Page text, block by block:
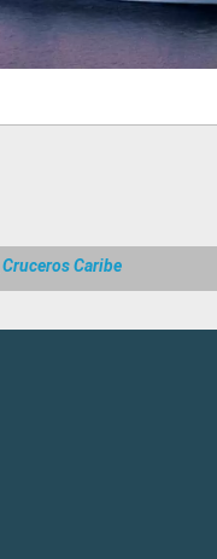
Cruceros Caribe